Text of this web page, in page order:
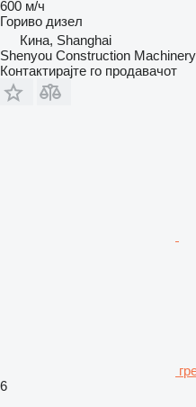
600 м/ч
Гориво дизел
Кина, Shanghai
Shenyou Construction
Контактирајте го продавачот
6